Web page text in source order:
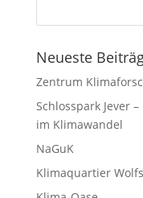
Neueste
Zentrum
Schlosspark Jever
im Klimawandel
NaGuK
Klimaquartier